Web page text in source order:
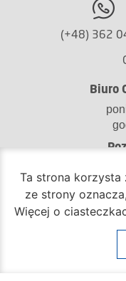
(+48) 362
Biuro
Ta strona korzysta
ze strony
Więcej o